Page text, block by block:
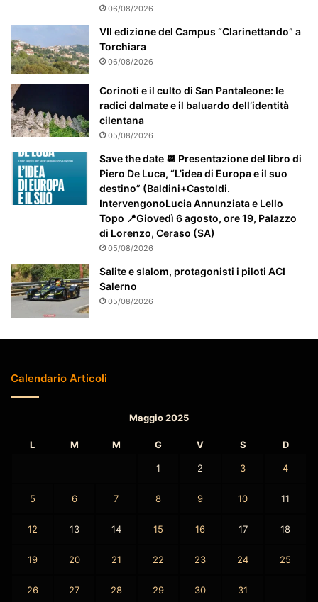
n
t
e
a
t
t
e
n
06/08/2026
VII edizione del Campus “Clarinettando” a
Torchiara
06/08/2026
Corinoti e il culto di San Pantaleone: le
radici dalmate e il baluardo dell’identità
cilentana
05/08/2026
Save the date 📆 Presentazione del libro di
Piero De Luca, “L’idea di Europa e il suo
destino” (Baldini+Castoldi.
IntervengonoLucia Annunziata e Lello
Topo 📍Giovedì 6 agosto, ore 19, Palazzo
di Lorenzo, Ceraso (SA)
05/08/2026
Salite e slalom, protagonisti i piloti ACI
Salerno
05/08/2026
Calendario Articoli
Maggio 2025
L M M G V S D
1 2 3 4
5 6 7 8 9 10 11
12 13 14 15 16 17 18
19 20 21 22 23 24 25
26 27 28 29 30 31